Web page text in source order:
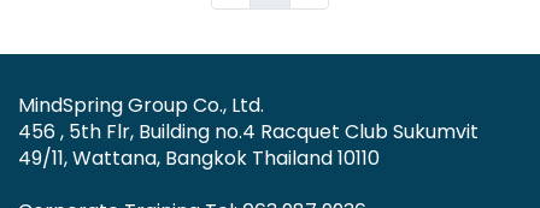
MindSpring Group Co., Ltd.
456 , 5th Flr, Building no.4 Racquet Club Sukumvit
49/11, Wattana, Bangkok Thailand 10110